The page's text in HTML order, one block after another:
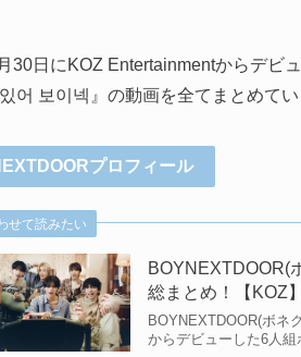
30日にKOZ Entertainmentからデビ
어 보이넥』の動画を全てまとめてい
プロフィール
せて読みたい
BOYNEXTDOOR(
総まとめ！【KOZ
BOYNEXTDOOR(ボネ
からデビューした6人